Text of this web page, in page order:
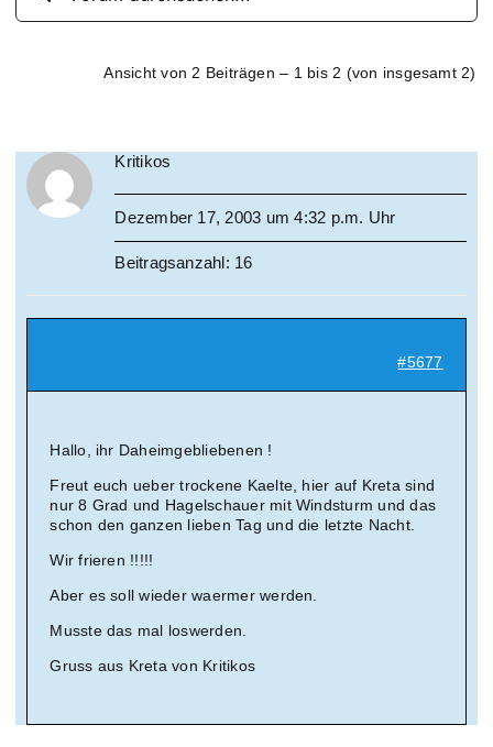
Ansicht von 2 Beiträgen – 1 bis 2 (von insgesamt 2)
Kritikos
Dezember 17, 2003 um 4:32 p.m. Uhr
Beitragsanzahl: 16
#5677
Hallo, ihr Daheimgebliebenen !
Freut euch ueber trockene Kaelte, hier auf Kreta sind
nur 8 Grad und Hagelschauer mit Windsturm und das
schon den ganzen lieben Tag und die letzte Nacht.
Wir frieren !!!!!
Aber es soll wieder waermer werden.
Musste das mal loswerden.
Gruss aus Kreta von Kritikos